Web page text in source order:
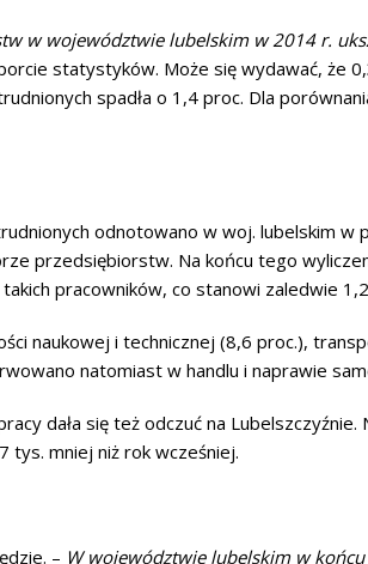
w województwie lubelskim w 2014 r.
statystyków. Może się wydawać, że
spadła o 1,4 proc. Dla
odnotowano w woj. lubelskim
przedsiębiorstw. Na końcu tego
pracowników, co stanowi zaledwie
naukowej i technicznej (8,6 proc.),
natomiast w handlu i naprawie
dała się też odczuć na
tys. mniej niż rok wcześniej.
– W województwie lubelskim w